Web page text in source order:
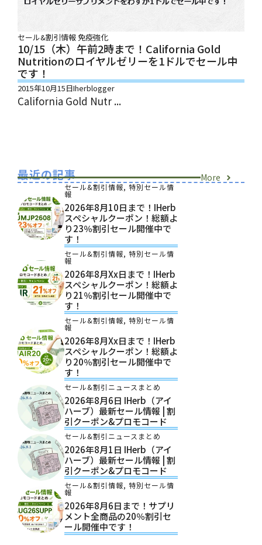
セール&割引情報免疫強化
10/15（木）午前2時まで！California Gold
Nutritionのロイヤルゼリーを1ドルでセール中
です！
2015年10月15日Iherblogger
California Gold Nutr ...
最近の記事 More
セール&割引情報, 特別セール情
報
2026年8月10日まで！iHerb
スペシャルクーポン！総額よ
り23％割引セール開催中で
す！
セール&割引情報, 特別セール情
報
2026年8月xx日まで！iHerb
スペシャルクーポン！総額よ
り21％割引セール開催中で
す！
セール&割引情報, 特別セール情
報
2026年8月xx日まで！iHerb
スペシャルクーポン！総額よ
り20％割引セール開催中で
す！
セール&割引ニュースまとめ
2026年8月6日 IHerb（アイ
ハーブ）最新セール情報 | 割
引クーポン&プロモコード
セール&割引ニュースまとめ
2026年8月1日 IHerb（アイ
ハーブ）最新セール情報 | 割
引クーポン&プロモコード
セール&割引情報, 特別セール情
報
2026年8月6日まで！サプリ
メント全商品の20％割引セ
ール開催中です！